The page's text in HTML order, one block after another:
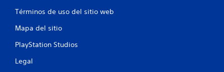
Términos de uso del sitio web
Mapa del sitio
PlayStation Studios
Legal